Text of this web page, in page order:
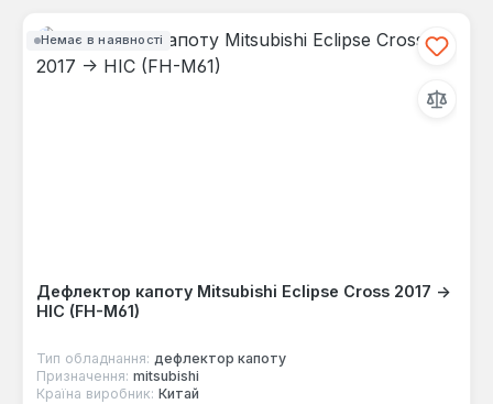
Немає в наявності
Дефлектор капоту Mitsubishi Eclipse Cross 2017 ->
HIC (FH-M61)
Тип обладнання: дефлектор капоту
Призначення: mitsubishi
Країна виробник: Китай